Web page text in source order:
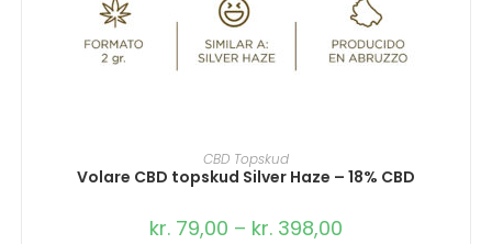
VÆLG MULIGHEDER
CBD Topskud
Volare CBD topskud Silver Haze – 18% CBD
kr. 79,00 – kr. 398,00